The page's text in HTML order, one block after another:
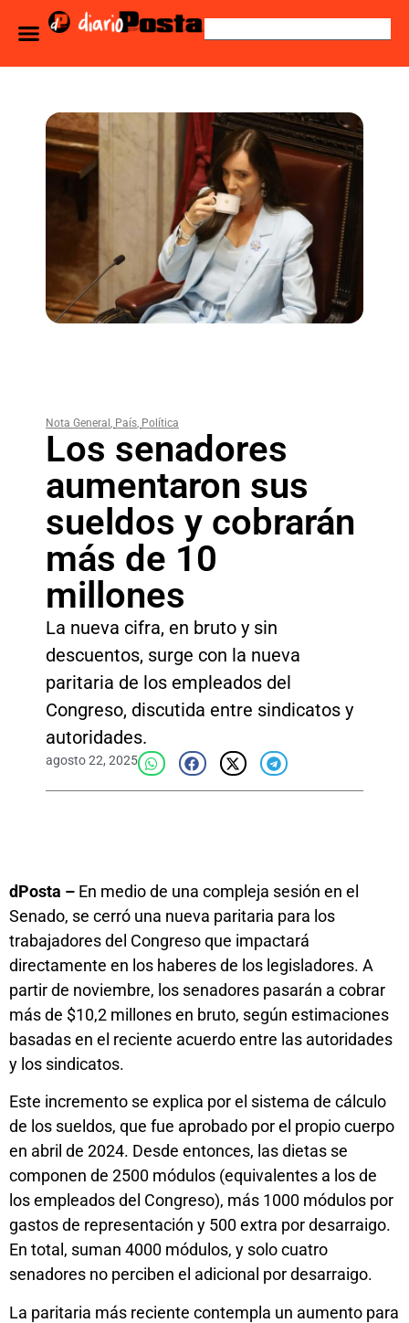
Nota General , País, Política
Los senadores
aumentaron sus
sueldos y cobrarán
más de 10
millones
La nueva cifra, en bruto y sin
descuentos, surge con la nueva
paritaria de los empleados del
Congreso, discutida entre sindicatos y
autoridades.
agosto 22, 2025
dPosta – En medio de una compleja sesión en el
Senado, se cerró una nueva paritaria para los
trabajadores del Congreso que impactará
directamente en los haberes de los legisladores. A
partir de noviembre, los senadores pasarán a cobrar
más de $10,2 millones en bruto, según estimaciones
basadas en el reciente acuerdo entre las autoridades
y los sindicatos.
Este incremento se explica por el sistema de cálculo
de los sueldos, que fue aprobado por el propio cuerpo
en abril de 2024. Desde entonces, las dietas se
componen de 2500 módulos (equivalentes a los de
los empleados del Congreso), más 1000 módulos por
gastos de representación y 500 extra por desarraigo.
En total, suman 4000 módulos, y solo cuatro
senadores no perciben el adicional por desarraigo.
La paritaria más reciente contempla un aumento para